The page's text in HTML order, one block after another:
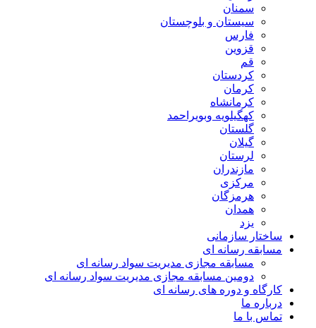
سمنان
سیستان و بلوچستان
فارس
قزوین
قم
کردستان
کرمان
کرمانشاه
کهگیلویه وبویراحمد
گلستان
گیلان
لرستان
مازندران
مرکزی
هرمزگان
همدان
یزد
ساختار سازمانی
مسابقه رسانه ای
مسابقه مجازی مدیریت سواد رسانه ای
دومین مسابقه مجازی مدیریت سواد رسانه ای
کارگاه و دوره های رسانه ای
درباره ما
تماس با ما